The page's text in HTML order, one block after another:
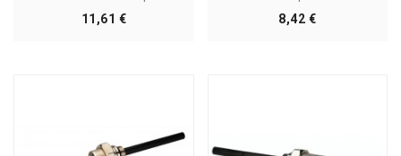
11,61 €Precio
8,42 €Precio